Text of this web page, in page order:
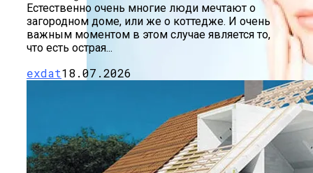
Способы Выпуска Современных
Сэндвич-Панелей
Ретиноевый Пилинг:
Противопоказания, Воздействие На
Кожу
Естественно очень многие люди мечтают о
загородном доме, или же о коттедже. И очень
важным моментом в этом случае является то,
что есть острая...
exdat18.07.2026